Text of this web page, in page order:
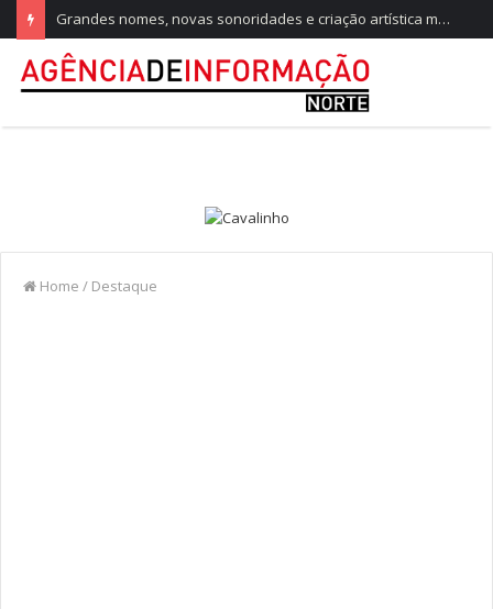
Grandes nomes, novas sonoridades e criação artística marcam a nova temporada do CTAL
Home / Destaque